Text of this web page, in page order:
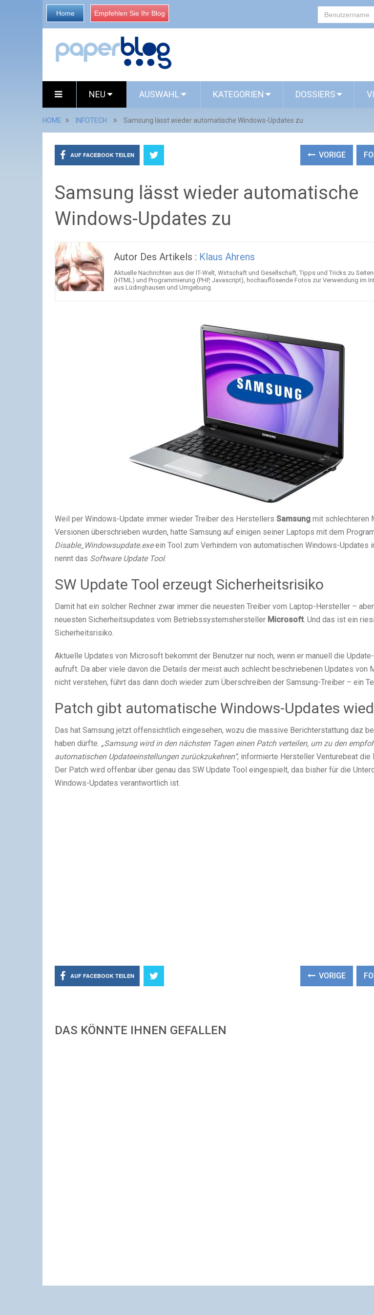
Home Empfehlen Sie Ihr Blog
NEU AUSWAHL KATEGORIEN DOSSIERS
HOME INFOTECH Samsung lässt wieder automatische Windows-Updates zu
AUF FACEBOOK TEILEN VORIGE
Samsung lässt wieder automatische
Windows-Updates zu
Autor Des Artikels : Klaus Ahrens
Aktuelle Nachrichten aus der IT-Welt, Wirtschaft und Gesellschaft, Tipps und Tricks zu
(HTML) und Programmierung (PHP, Javascript), hochauflösende Fotos zur Verwendung im
aus Lüdinghausen und Umgebung.
Weil per Windows-Update immer wieder Treiber des Herstellers Samsung mit schlechteren
Versionen überschrieben wurden, hatte Samsung auf einigen seiner Laptops mit dem
Disable_Windowsupdate.exeein Tool zum Verhindern von automatischen Windows-Updates
nennt das Software Update Tool.
SW Update Tool erzeugt Sicherheitsrisiko
Damit hat ein solcher Rechner zwar immer die neuesten Treiber vom Laptop-Hersteller –
neuesten Sicherheitsupdates vom Betriebssystemshersteller Microsoft. Und das ist ein
Sicherheitsrisiko.
Aktuelle Updates von Microsoft bekommt der Benutzer nur noch, wenn er manuell die
aufruft. Da aber viele davon die Details der meist auch schlecht beschriebenen Updates von
nicht verstehen, führt das dann doch wieder zum Überschreiben der Samsung-Treiber – ein
Patch gibt automatische Windows-Updates
Das hat Samsung jetzt offensichtlich eingesehen, wozu die massive Berichterstattung daz
haben dürfte. „Samsung wird in den nächsten Tagen einen Patch verteilen, um zu den
automatischen Updateeinstellungen zurückzukehren“, informierte Hersteller Venturebeat die
Der Patch wird offenbar über genau das SW Update Tool eingespielt, das bisher für die
Windows-Updates verantwortlich ist.
AUF FACEBOOK TEILEN VORIGE
DAS KÖNNTE IHNEN GEFALLEN